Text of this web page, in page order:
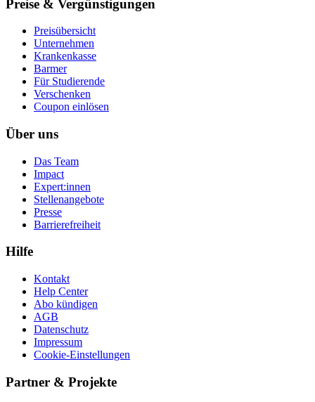
Preise & Vergünstigungen
Preisübersicht
Unternehmen
Krankenkasse
Barmer
Für Studierende
Ver­schen­ken
Coupon einlösen
Über uns
Das Team
Impact
Expert:innen
Stellenangebote
Presse
Barrierefreiheit
Hilfe
Kontakt
Help Center
Abo kündigen
AGB
Datenschutz
Impressum
Cookie-Einstellungen
Partner & Projekte